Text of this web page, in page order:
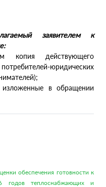
заявителем к
копия действующего
юридических
в обращении
обеспечения готовности к
годов теплоснабжающих и